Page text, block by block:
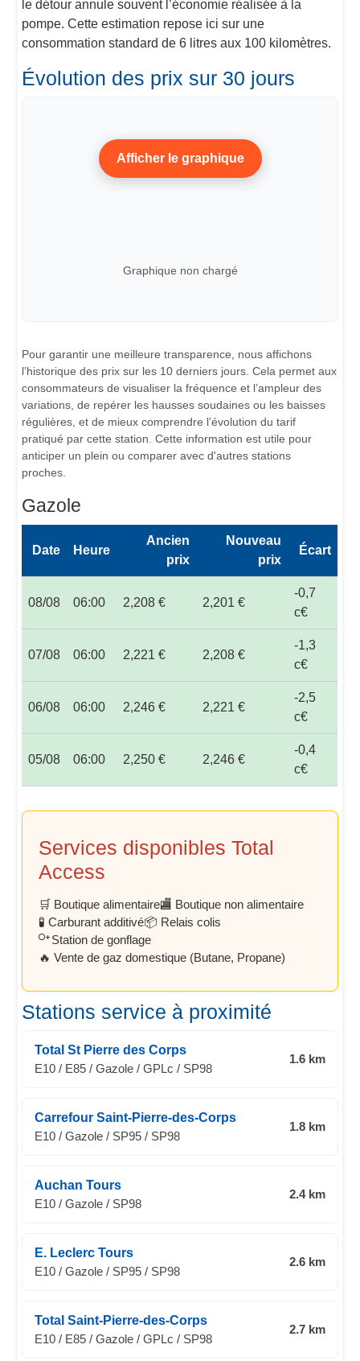
le détour annule souvent l’économie réalisée à la
pompe. Cette estimation repose ici sur une
consommation standard de 6 litres aux 100 kilomètres.
Évolution des prix sur 30 jours
Afficher le graphique
Graphique non chargé
Pour garantir une meilleure transparence, nous affichons
l’historique des prix sur les 10 derniers jours. Cela permet aux
consommateurs de visualiser la fréquence et l’ampleur des
variations, de repérer les hausses soudaines ou les baisses
régulières, et de mieux comprendre l’évolution du tarif
pratiqué par cette station. Cette information est utile pour
anticiper un plein ou comparer avec d'autres stations
proches.
Gazole
Date Heure
Ancien
prix
Nouveau
prix
Écart
08/08 06:00 2,208 € 2,201 €
-0,7
c€
07/08 06:00 2,221 € 2,208 €
-1,3
c€
06/08 06:00 2,246 € 2,221 €
-2,5
c€
05/08 06:00 2,250 € 2,246 €
-0,4
c€
Services disponibles Total
Access
🛒 Boutique alimentaire🏬 Boutique non alimentaire
🧪 Carburant additivé📦 Relais colis
Station de gonflage
🔥 Vente de gaz domestique (Butane, Propane)
Stations service à proximité
Total St Pierre des Corps
E10 / E85 / Gazole / GPLc / SP98
1.6 km
Carrefour Saint-Pierre-des-Corps
E10 / Gazole / SP95 / SP98
1.8 km
Auchan Tours
E10 / Gazole / SP98
2.4 km
E. Leclerc Tours
E10 / Gazole / SP95 / SP98
2.6 km
Total Saint-Pierre-des-Corps
E10 / E85 / Gazole / GPLc / SP98
2.7 km